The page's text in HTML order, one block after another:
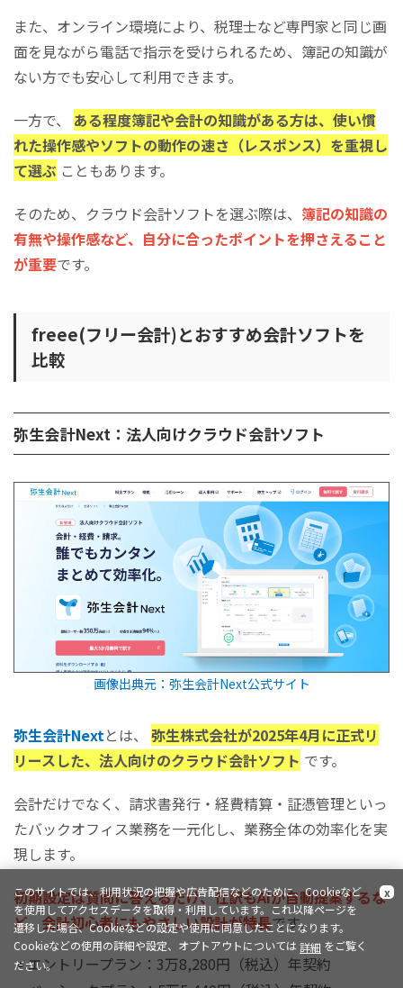
また、オンライン環境により、税理士など専門家と同じ画
面を見ながら電話で指示を受けられるため、簿記の知識が
ない方でも安心して利用できます。
一方で、 ある程度簿記や会計の知識がある方は、使い慣
れた操作感やソフトの動作の速さ（レスポンス）を重視し
て選ぶ こともあります。
そのため、クラウド会計ソフトを選ぶ際は、 簿記の知識の
有無や操作感など、自分に合ったポイントを押さえること
が重要です。
freee(フリー会計)とおすすめ会計ソフトを
比較
弥生会計Next：法人向けクラウド会計ソフト
画像出典元：弥生会計Next公式サイト
弥生会計Nextとは、 弥生株式会社が2025年4月に正式リ
リースした、法人向けのクラウド会計ソフト です。
会計だけでなく、請求書発行・経費精算・証憑管理といっ
たバックオフィス業務を一元化し、業務全体の効率化を実
現します。
初期設定は質問に答えるだけ、仕訳もAIが自動提案するな
ど、会計初心者にもやさしい設計が特長です。
エントリープラン：3万8,280円（税込）年契約
このサイトでは、利用状況の把握や広告配信などのために、Cookieなど
を使用してアクセスデータを取得・利用しています。これ以降ページを
遷移した場合、Cookieなどの設定や使用に同意したことになります。
Cookieなどの使用の詳細や設定、オプトアウトについては 詳細
x
をご覧く
ださい。